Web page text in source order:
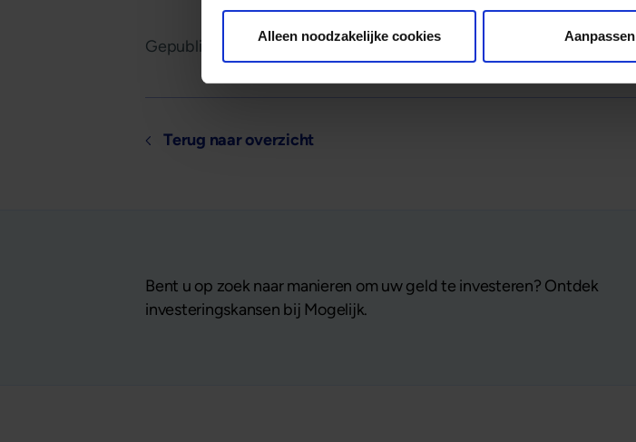
Alleen noodzakelijke cookies Aanpassen
Gepubliceerd op1 juli 2024
Terug naar overzicht
Bent u op zoek naar manieren om uw geld te investeren? Ontdek
investeringskansen bij Mogelijk.